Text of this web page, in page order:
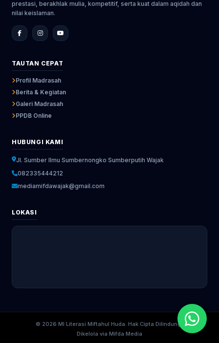
prestasi, berakhlak mulia, kompetitif, serta kuat dalam aqidah dan
nilai keislaman.
TAUTAN CEPAT
Profil Madrasah
Berita & Kegiatan
Galeri Madrasah
PPDB Online
HUBUNGI KAMI
Jl. Sumber Ilmu Sumbernongko Sumberputih Wajak
082335444212
mediamifdawajak@gmail.com
LOKASI
© 2026 MI Literasi Miftahul Huda. Hak Cipta Dilindungi.
Dikelola via Mifda Media